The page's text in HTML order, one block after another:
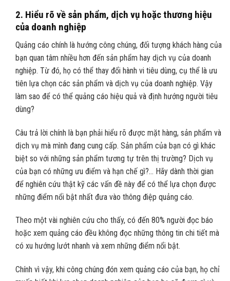
2. Hiểu rõ về sản phẩm, dịch vụ hoặc thương hiệu
của doanh nghiệp
Quảng cáo chính là hướng công chúng, đối tượng khách hàng của
bạn quan tâm nhiều hơn đến sản phẩm hay dịch vụ của doanh
nghiệp. Từ đó, họ có thể thay đổi hành vi tiêu dùng, cụ thể là ưu
tiên lựa chọn các sản phẩm và dịch vụ của doanh nghiệp. Vậy
làm sao để có thể quảng cáo hiệu quả và định hướng người tiêu
dùng?
Câu trả lời chính là bạn phải hiểu rõ được mặt hàng, sản phẩm và
dịch vụ mà mình đang cung cấp. Sản phẩm của bạn có gì khác
biệt so với những sản phẩm tương tự trên thị trường? Dịch vụ
của bạn có những ưu điểm và hạn chế gì?… Hãy dành thời gian
để nghiên cứu thật kỹ các vấn đề này để có thể lựa chọn được
những điểm nổi bật nhất đưa vào thông điệp quảng cáo.
Theo một vài nghiên cứu cho thấy, có đến 80% người đọc báo
hoặc xem quảng cáo đều không đọc những thông tin chi tiết mà
có xu hướng lướt nhanh và xem những điểm nổi bật.
Chính vì vậy, khi công chúng đón xem quảng cáo của bạn, họ chỉ